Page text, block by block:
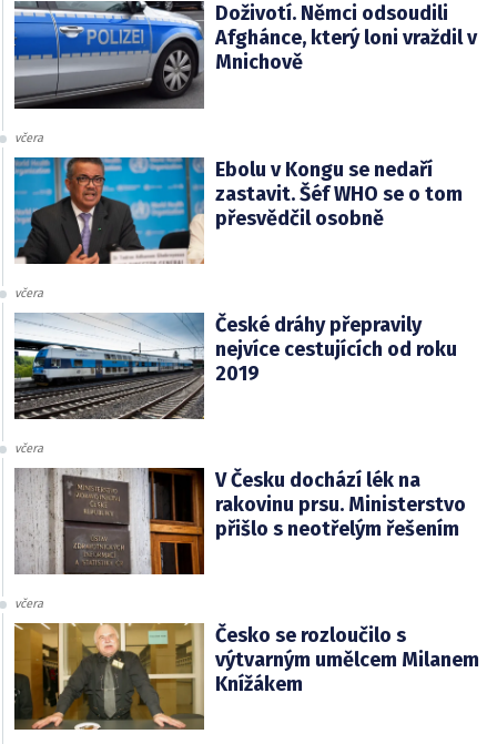
Doživotí. Němci odsoudili
Afghánce, který loni vraždil v
Mnichově
včera
Ebolu v Kongu se nedaří
zastavit. Šéf WHO se o tom
přesvědčil osobně
včera
České dráhy přepravily
nejvíce cestujících od roku
2019
včera
V Česku dochází lék na
rakovinu prsu. Ministerstvo
přišlo s neotřelým řešením
včera
Česko se rozloučilo s
výtvarným umělcem Milanem
Knížákem